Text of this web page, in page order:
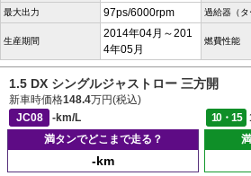
最大出力 97ps/6000rpm 過給器（タ
生産期間
2014年04月～201
4年05月
燃費性能
1.5 DX シングルジャストロー 三方開
新車時価格148.4万円(税込)
JC08
-km/L 10・15
満タンでどこまで走る？
-km